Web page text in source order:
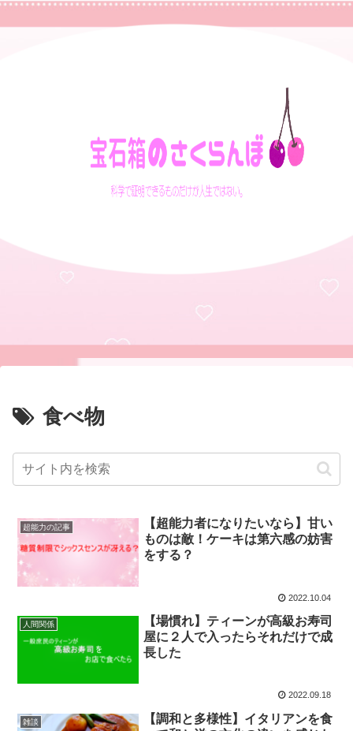
食べ物
超能力の記事
【超能力者になりたいなら】甘い
ものは敵！ケーキは第六感の妨害
をする？
2022.10.04
人間関係
【場慣れ】ティーンが高級お寿司
屋に２人で入ったらそれだけで成
長した
2022.09.18
雑談
【調和と多様性】イタリアンを食